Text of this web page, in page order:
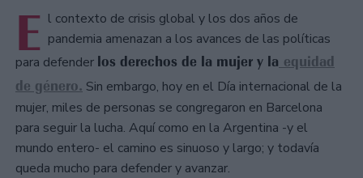
E l contexto de crisis global y los dos años de
pandemia amenazan a los avances de las políticas
para defender los derechos de la mujer y la equidad
de género. Sin embargo, hoy en el Día internacional de la
mujer, miles de personas se congregaron en Barcelona
para seguir la lucha. Aquí como en la Argentina -y el
mundo entero- el camino es sinuoso y largo; y todavía
queda mucho para defender y avanzar.